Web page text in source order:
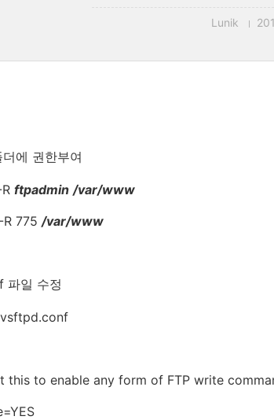
Lunik
에 권한부여
ftpadmin /var/www
775 /var/www
파일 수정
this to enable any form of FTP write